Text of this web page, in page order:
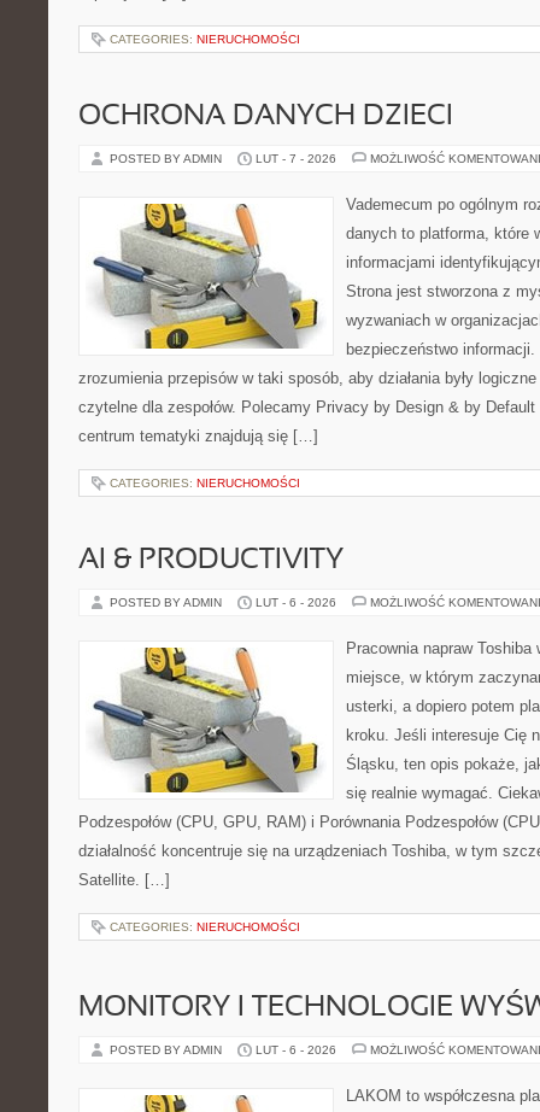
CATEGORIES: NIERUCHOMOŚCI
OCHRONA DANYCH DZIECI
POSTED BY ADMIN LUT - 7 - 2026 MOŻLIWOŚĆ
Vademecum po ogólnym
danych to platforma, które
informacjami
Strona jest stworzona z
wyzwaniach w
bezpieczeństwo
zrozumienia przepisów w taki sposób, aby działania były
czytelne dla zespołów. Polecamy Privacy by Design & by
centrum tematyki znajdują się […]
CATEGORIES: NIERUCHOMOŚCI
AI & PRODUCTIVITY
POSTED BY ADMIN LUT - 6 - 2026 MOŻLIWOŚĆ
Pracownia napraw
miejsce, w którym
usterki, a dopiero potem
kroku. Jeśli interesuje Cię
Śląsku, ten opis pokaże,
się realnie wymagać.
Podzespołów (CPU, GPU, RAM) i Porównania Podzespołów
działalność koncentruje się na urządzeniach Toshiba, w tym
Satellite. […]
CATEGORIES: NIERUCHOMOŚCI
MONITORY I TECHNOLOGIE
POSTED BY ADMIN LUT - 6 - 2026 MOŻLIWOŚĆ
LAKOM to współczesna